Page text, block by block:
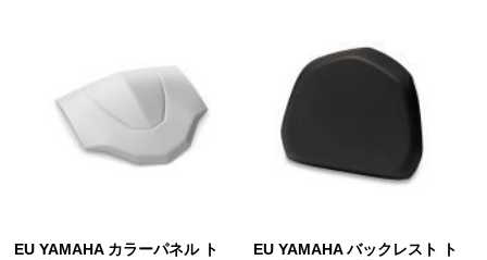
EU YAMAHA カラーパネル ト
EU YAMAHA バックレスト ト